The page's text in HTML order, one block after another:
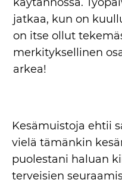
jatkaa, kun on
on itse ollut
merkityksellinen
arkea!
Kesämuistoja ehtii
vielä tämänkin
puolestani haluan
terveisien